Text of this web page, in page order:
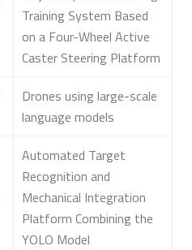
Training System Based
on a Four-Wheel Active
Caster Steering Platform
Drones using large-scale
language models
Automated Target
Recognition and
Mechanical Integration
Platform Combining the
YOLO Model